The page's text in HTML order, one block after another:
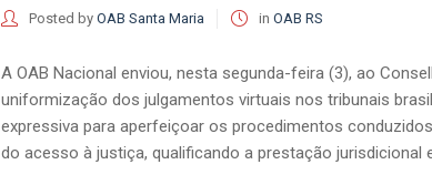
Posted by OAB Santa Maria in OAB RS
A OAB Nacional enviou, nesta segunda-feira (3), ao
uniformização dos julgamentos virtuais nos tribunais
expressiva para aperfeiçoar os procedimentos
do acesso à justiça, qualificando a prestação jurisdicional